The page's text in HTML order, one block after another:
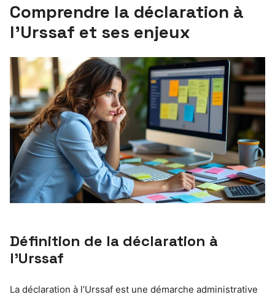
Comprendre la déclaration à
l’Urssaf et ses enjeux
Définition de la déclaration à
l’Urssaf
La déclaration à l’Urssaf est une démarche administrative